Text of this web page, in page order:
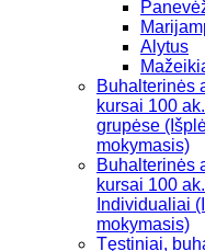
Alytus
Buhalterinės
kursai 100
grupėse
mokymasis)
Buhalterinės
kursai 100
Individualiai
mokymasis)
Tęstiniai,